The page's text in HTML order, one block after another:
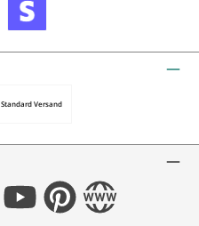
Standard Versand
YouTubePinterestWebsite